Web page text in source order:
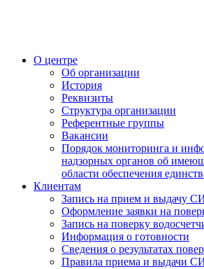
О центре
Об организации
История
Реквизиты
Структура организации
Референтные группы
Вакансии
Порядок мониторинга и
надзорных органов об
области обеспечения
Клиентам
Запись на прием и выдачу
Оформление заявки на
Запись на поверку
Информация о готовности
Сведения о результатах
Правила приема и выдачи